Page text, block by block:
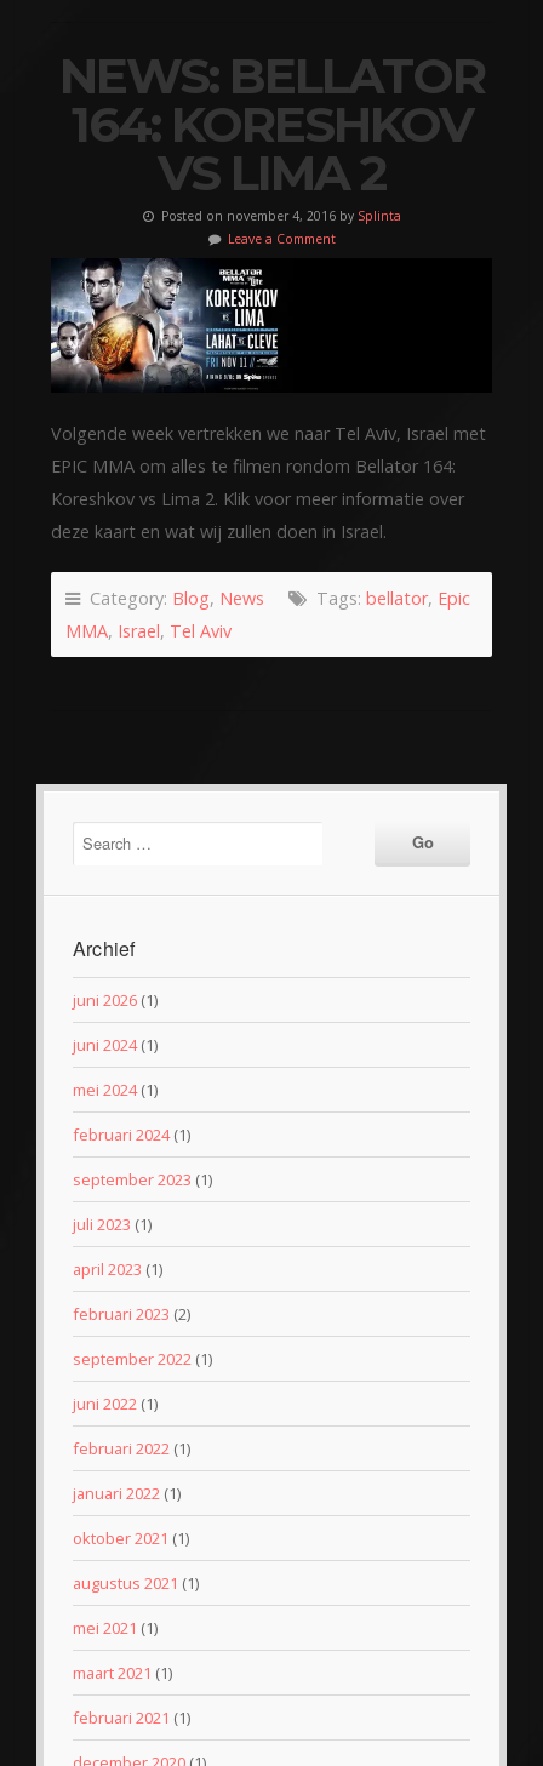
NEWS: BELLATOR
164: KORESHKOV
VS LIMA 2
Posted on november 4, 2016 by Splinta
Leave a Comment
Volgende week vertrekken we naar Tel Aviv, Israel met
EPIC MMA om alles te filmen rondom Bellator 164:
Koreshkov vs Lima 2. Klik voor meer informatie over
deze kaart en wat wij zullen doen in Israel.
Category: Blog, News Tags: bellator, Epic
MMA, Israel, Tel Aviv
Archief
juni 2026 (1)
juni 2024(1)
mei 2024(1)
februari 2024(1)
september 2023 (1)
juli 2023 (1)
april 2023 (1)
februari 2023 (2)
september 2022 (1)
juni 2022 (1)
februari 2022 (1)
januari 2022 (1)
oktober 2021 (1)
augustus 2021 (1)
mei 2021 (1)
maart 2021 (1)
februari 2021 (1)